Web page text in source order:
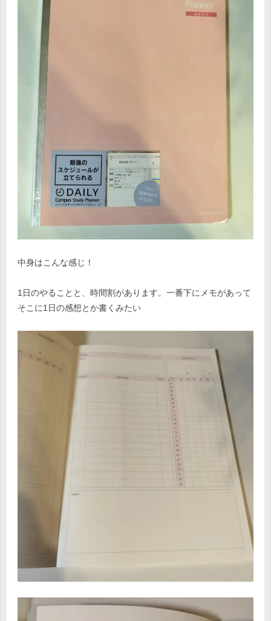
中身はこんな感じ！
1日のやることと、時間割があります。一番下にメモがあって
そこに1日の感想とか書くみたい